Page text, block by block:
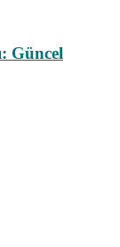
Güncel